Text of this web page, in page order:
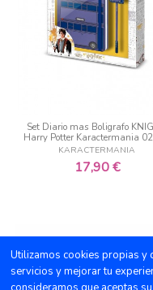
Set Diario mas Boligrafo
Harry Potter Karactermania
KARACTERMANIA
17,90 €
Utilizamos cookies propias y
servicios y mejorar tu